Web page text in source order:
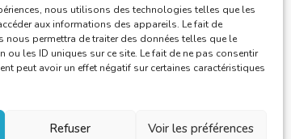
nous utilisons des technologies telles que les
aux informations des appareils. Le fait de
nous permettra de traiter des données telles que le
ou les ID uniques sur ce site. Le fait de ne pas consentir
peut avoir un effet négatif sur certaines caractéristiques
Refuser Voir les préférences